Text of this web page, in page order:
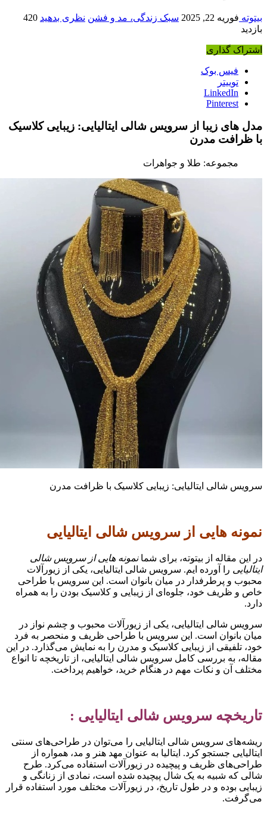
فوریه 22, 2025 سبک زندگی، مد و فشن نظری بدهید 420
گذاری
فیس بوک
توییتر
LinkedIn
Pinterest
های زیبا از سرویس شالی ایتالیایی: زیبایی کلاسیک
ظرافت مدرن
مجموعه: طلا و جواهرات
شالی ایتالیایی: زیبایی کلاسیک با ظرافت مدرن
هایی از سرویس شالی ایتالیایی
این مقاله از بیتوته، برای شمانمونه هایی از سرویس شالی
را آورده ایم. سرویس شالی ایتالیایی، یکی از زیورآلات
و پرطرفدار در میان بانوان است. این سرویس با طراحی
و ظریف خود، جلوه‌ای از زیبایی و کلاسیک بودن را به همراه
شالی ایتالیایی، یکی از زیورآلات محبوب و چشم نواز در
بانوان است. این سرویس با طراحی ظریف و منحصر به فرد
تلفیقی از زیبایی کلاسیک و مدرن را به نمایش می‌گذارد. در این
به بررسی کامل سرویس شالی ایتالیایی، از تاریخچه تا انواع
آن و نکات مهم در هنگام خرید، خواهیم پرداخت.
سرویس شالی ایتالیایی :
سرویس شالی ایتالیایی را می‌توان در طراحی‌های سنتی
جستجو کرد. ایتالیا به عنوان مهد هنر و مد، همواره از
ظریف و پیچیده در زیورآلات استفاده می‌کرد. طرح
که شبیه به یک شال پیچیده شده است، نمادی از زنانگی و
بوده و در طول تاریخ، در زیورآلات مختلف مورد استفاده قرار